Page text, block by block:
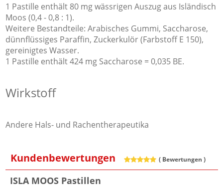
1 Pastille enthält 80 mg wässrigen Auszug aus Isländisch
Moos (0,4 - 0,8 : 1).
Weitere Bestandteile: Arabisches Gummi, Saccharose,
dünnflüssiges Paraffin, Zuckerkulör (Farbstoff E 150),
gereinigtes Wasser.
1 Pastille enthält 424 mg Saccharose = 0,035 BE.
Wirkstoff
Andere Hals- und Rachentherapeutika
Kundenbewertungen ( Bewertungen )
ISLA MOOS Pastillen